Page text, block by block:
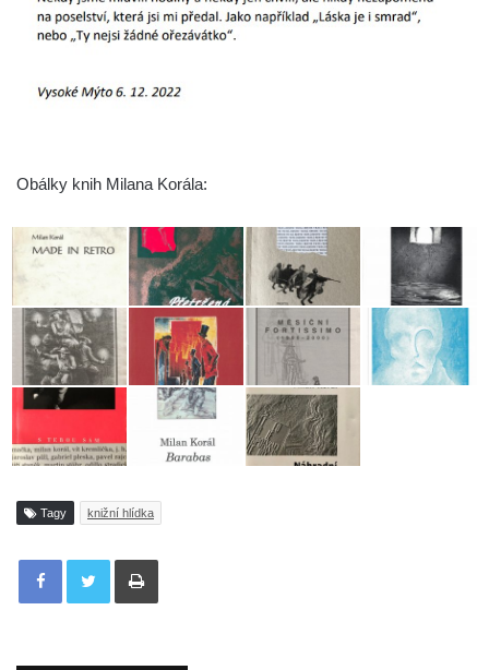
Obálky knih Milana Korála:
Tagy knižní hlídka
Tisknout